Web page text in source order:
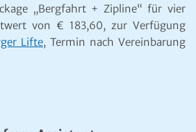
„Bergfahrt + Zipline“ für vier
von € 183,60, zur Verfügung
Lifte, Termin nach Vereinbarung